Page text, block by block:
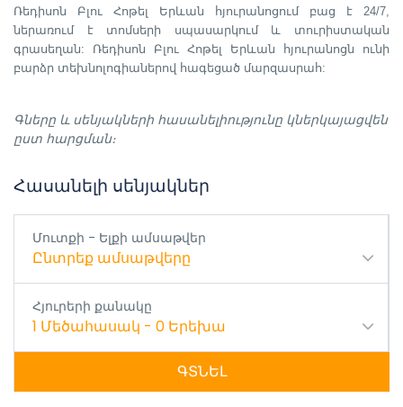
Ռեդիսոն Բլու Հոթել Երևան հյուրանոցում բաց է 24/7,
ներառում է տոմսերի սպասարկում և տուրիստական
գրասեղան: Ռեդիսոն Բլու Հոթել Երևան հյուրանոցն ունի
բարձր տեխնոլոգիաներով հագեցած մարզասրահ:
Գները և սենյակների հասանելիությունը կներկայացվեն
ըստ հարցման։
Հասանելի սենյակներ
Մուտքի - Ելքի ամսաթվեր
Ընտրեք ամսաթվերը
Հյուրերի քանակը
1 Մեծահասակ - 0 Երեխա
ԳՏՆԵԼ